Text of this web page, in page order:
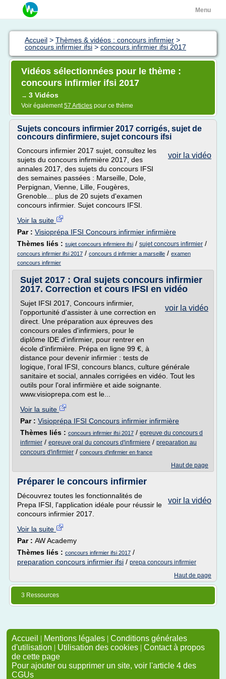
Menu
Accueil > Thèmes & vidéos : concours infirmier >
concours infirmier ifsi > concours infirmier ifsi 2017
Vidéos sélectionnées pour le thème :
concours infirmier ifsi 2017
→ 3 Vidéos
Voir également57 Articles pour ce thème
Sujets concours infirmier 2017 corrigés, sujet de
concours dinfirmiere, sujet concours ifsi
voir la vidéo
Concours infirmier 2017 sujet, consultez les
sujets du concours infirmière 2017, des
annales 2017, des sujets du concours IFSI
des semaines passées : Marseille, Dole,
Perpignan, Vienne, Lille, Fougères,
Grenoble... plus de 20 sujets d'examen
concours infirmier. Sujet concours IFSI.
Voir la suite
Par : Visioprépa IFSI Concours infirmier infirmière
Thèmes liés : sujet concours infirmiere ifsi / sujet concours infirmier /
concours infirmier ifsi 2017 / concours d infirmier a marseille / examen
concours infirmier
Sujet 2017 : Oral sujets concours infirmier
2017. Correction et cours IFSI en vidéo
voir la vidéo
Sujet IFSI 2017, Concours infirmier,
l'opportunité d'assister à une correction en
direct. Une préparation aux épreuves des
concours orales d'infirmiers, pour le
diplôme IDE d'infirmier, pour rentrer en
école d'infirmière. Prépa en ligne 99 €, à
distance pour devenir infirmier : tests de
logique, l'oral IFSI, concours blancs, culture générale
sanitaire et social, annales corrigées en vidéo. Tout les
outils pour l'oral infirmière et aide soignante.
www.visioprepa.com est le...
Voir la suite
Par : Visioprépa IFSI Concours infirmier infirmière
Thèmes liés : concours infirmier ifsi 2017 / epreuve du concours d
infirmier / epreuve oral du concours d'infirmiere / preparation au
concours d'infirmier / concours d'infirmier en france
Haut de page
Préparer le concours infirmier
voir la vidéo
Découvrez toutes les fonctionnalités de
Prepa IFSI, l'application idéale pour réussir le
concours infirmier 2017.
Voir la suite
Par : AW Academy
Thèmes liés : concours infirmier ifsi 2017 /
preparation concours infirmier ifsi / prepa concours infirmier
Haut de page
3 Ressources
Accueil | Mentions légales | Conditions générales
d'utilisation | Utilisation des cookies | Contact à propos
de cette page
Pour ajouter ou supprimer un site, voir l'article 4 des
CGUs